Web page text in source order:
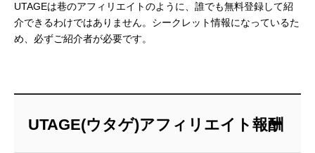
UTAGEは巷のアフィリエイトのように、誰でも無料登録して紹
介できるわけではありません。シークレット情報になっているた
め、必ずご紹介者が必要です。
UTAGE(ウタゲ)アフィリエイト報酬